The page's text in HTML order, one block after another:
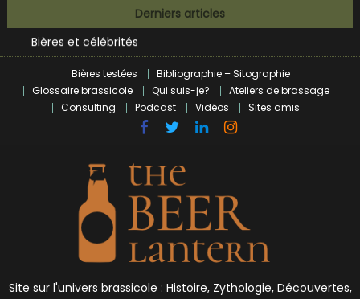
to
content
Derniers articles
BrewDog racheté par Tilray pour une bouchée de pain ?
Bières et célébrités
L’écosysteme brassicole en introspection
Zoumaï : pionnier de la révolution craft à Marseille
L’intelligence artificielle dans le milieu brassicole
BrewDog racheté par Tilray pour une bouchée de pain ?
Bières testées
Bibliographie – Sitographie
Glossaire brassicole
Qui suis-je?
Ateliers de brassage
Consulting
Podcast Vidéos Sites amis
Site sur l'univers brassicole : Histoire, Zythologie, Découvertes,